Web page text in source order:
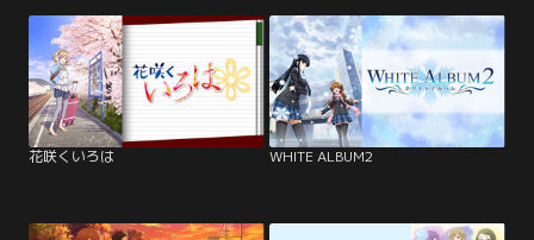
花咲くいろは WHITE ALBUM2